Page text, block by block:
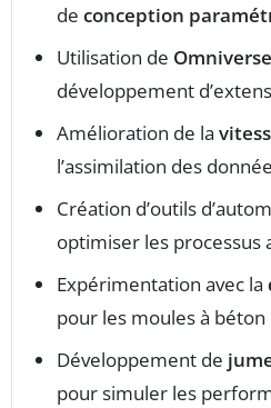
de conception
Utilisation de Omniverse
développement
Amélioration de la
l’assimilation des
Création d’outils
optimiser les processus
Expérimentation avec la
pour les moules à
Développement de
pour simuler les